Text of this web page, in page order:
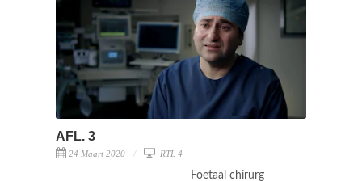
AFL. 3
24 Maart 2020 RTL 4
Foetaal chirurg